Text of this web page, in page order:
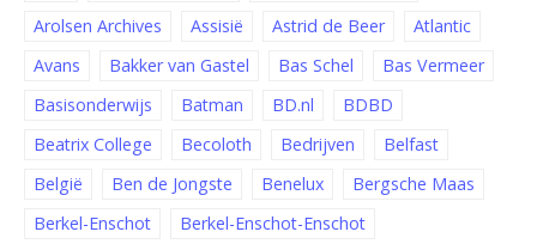
Arolsen Archives
Assisië Astrid de Beer
Atlantic
Avans
Bakker van Gastel Bas Schel
Bas Vermeer
Basisonderwijs
Batman BD.nl
BDBD
Beatrix College
Becoloth Bedrijven
Belfast
België
Ben de Jongste Benelux
Bergsche Maas
Berkel-Enschot
Berkel-Enschot-Enschot